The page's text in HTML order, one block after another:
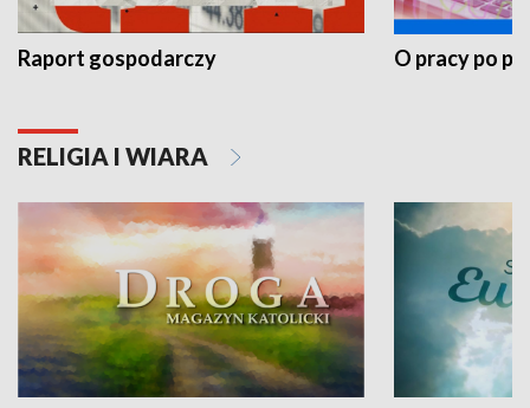
Raport gospodarczy O pracy po
RELIGIA I WIARA